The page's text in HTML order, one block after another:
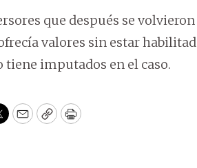
que después se
valores sin estar
tiene imputados en el caso.
EmailCopyPrint